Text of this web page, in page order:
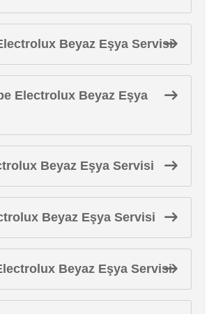
Beyaz Eşya Servisi
Electrolux Beyaz Eşya
Beyaz Eşya Servisi
Beyaz Eşya Servisi
Beyaz Eşya Servisi